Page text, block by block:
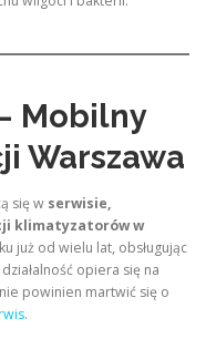
Mobilny
Warszawa
się w serwisie,
klimatyzatorów w
już od wielu lat, obsługując
działalność opiera się na
powinien martwić się o
.